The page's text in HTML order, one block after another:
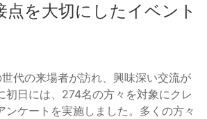
点を大切にしたイベント
代の来場者が訪れ、興味深い交流が
初日には、274名の方々を対象にクレ
ンケートを実施しました。多くの方々